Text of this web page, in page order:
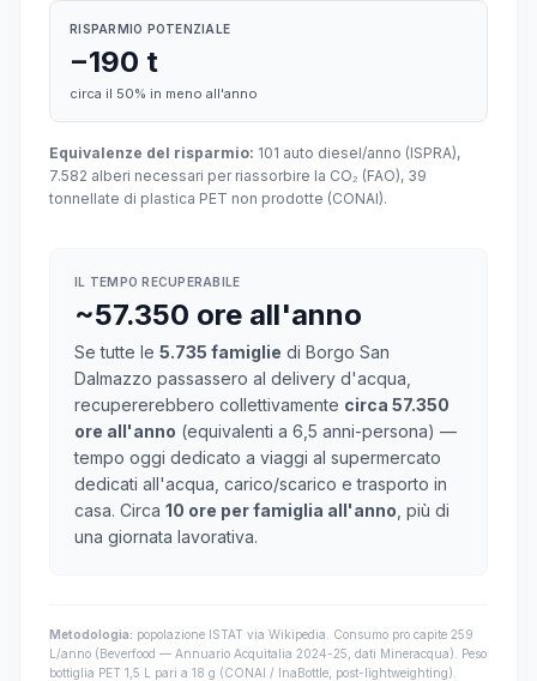
RISPARMIO POTENZIALE
−190 t
circa il 50% in meno all'anno
Equivalenze del risparmio: 101 auto diesel/anno (ISPRA),
7.582 alberi necessari per riassorbire la CO₂ (FAO), 39
tonnellate di plastica PET non prodotte (CONAI).
IL TEMPO RECUPERABILE
~57.350 ore all'anno
Se tutte le 5.735 famiglie di Borgo San
Dalmazzo passassero al delivery d'acqua,
recupererebbero collettivamente circa 57.350
ore all'anno (equivalenti a 6,5 anni-persona) —
tempo oggi dedicato a viaggi al supermercato
dedicati all'acqua, carico/scarico e trasporto in
casa. Circa 10 ore per famiglia all'anno , più di
una giornata lavorativa.
Metodologia: popolazione ISTAT via Wikipedia. Consumo pro capite 259
L/anno (Beverfood — Annuario Acquitalia 2024-25, dati Mineracqua). Peso
bottiglia PET 1,5 L pari a 18 g (CONAI / InaBottle, post-lightweighting).